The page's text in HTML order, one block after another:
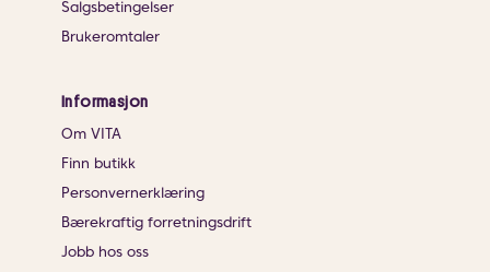
Salgsbetingelser
Brukeromtaler
Informasjon
Om VITA
Finn butikk
Personvernerklæring
Bærekraftig forretningsdrift
Jobb hos oss